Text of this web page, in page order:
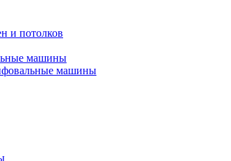
и потолков
машины
машины